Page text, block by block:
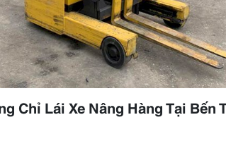
Chỉ Lái Xe Nâng Hàng Tại Bến